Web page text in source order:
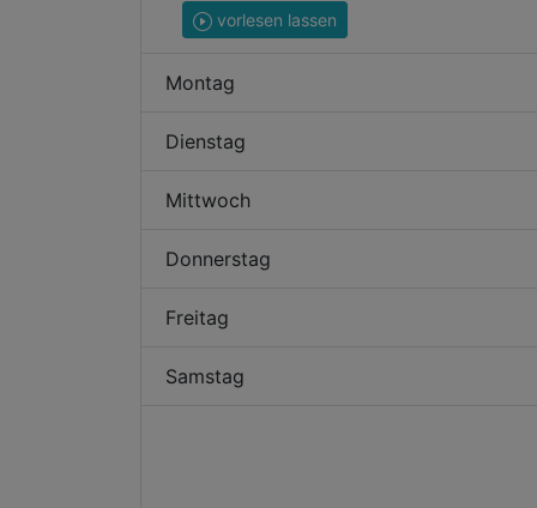
vorlesen lassen
Montag
Dienstag
Mittwoch
Donnerstag
Freitag
Samstag